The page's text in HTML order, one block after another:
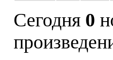
Сегодня 0